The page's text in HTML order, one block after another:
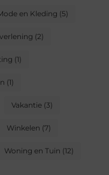
en Kleding (5)
(2)
(1)
(1)
Vakantie (3)
Winkelen (7)
Woning en Tuin (12)